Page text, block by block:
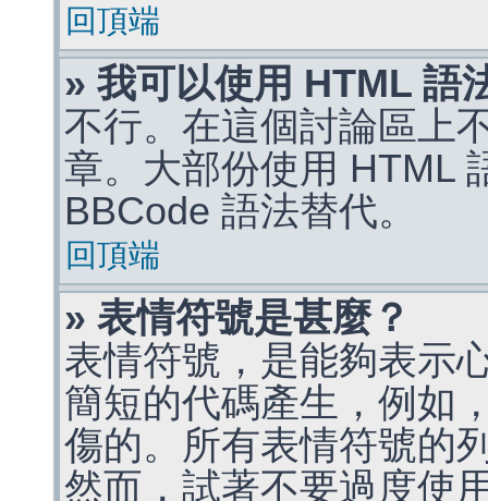
回頂端
» 我可以使用 HTML 語
不行。在這個討論區上
章。大部份使用 HTML
BBCode 語法替代。
回頂端
» 表情符號是甚麼？
表情符號，是能夠表示
簡短的代碼產生，例如
傷的。所有表情符號的
然而，試著不要過度使